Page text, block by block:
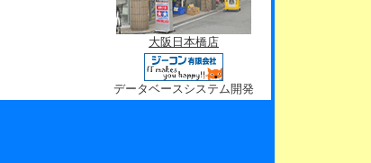
大阪日本橋店
データベースシステム開発